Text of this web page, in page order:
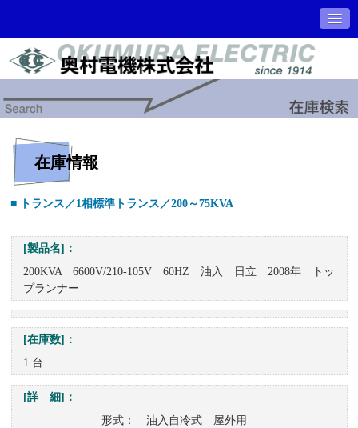
在庫情報
■ トランス／1相標準トランス／200～75KVA
[製品名]：
200KVA 6600V/210-105V 60HZ 油入 日立 2008年 トッ
プランナー
[在庫数]：
1 台
[詳 細]：
形式： 油入自冷式 屋外用